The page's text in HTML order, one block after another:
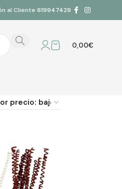
al Cliente 619947429
0,00€